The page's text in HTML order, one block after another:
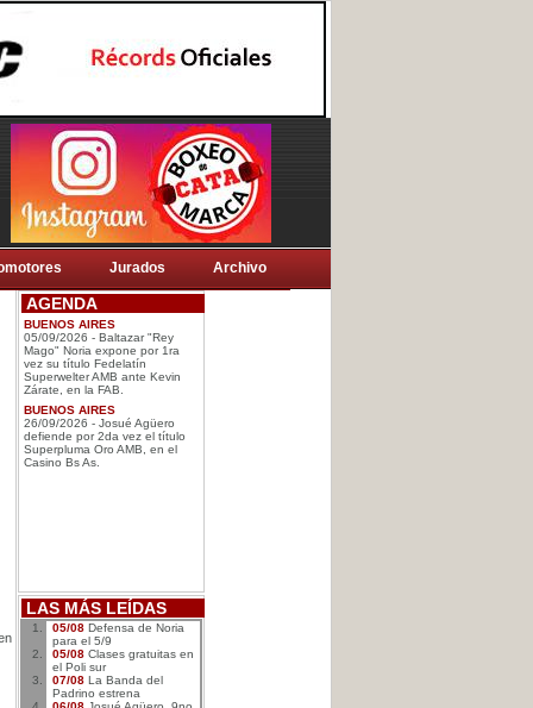
Jurados Archivo
AGENDA
BUENOS AIRES
05/09/2026 - Baltazar "Rey
Mago" Noria expone por 1ra
vez su título Fedelatín
Superwelter AMB ante Kevin
Zárate, en la FAB.
BUENOS AIRES
26/09/2026 - Josué Agüero
defiende por 2da vez el título
Superpluma Oro AMB, en el
Casino Bs As.
LAS MÁS LEÍDAS
05/08 Defensa de Noria
para el 5/9
05/08 Clases gratuitas en
el Poli sur
07/08 La Banda del
Padrino estrena